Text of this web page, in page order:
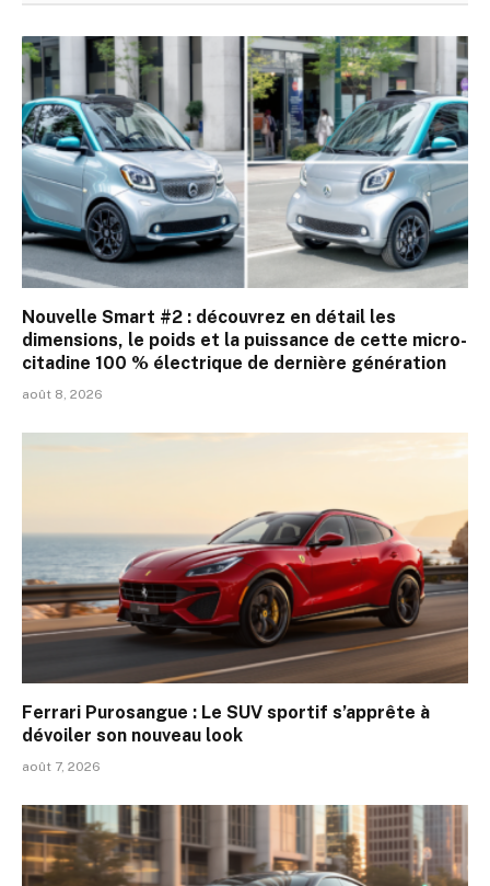
Nouvelle Smart #2 : découvrez en détail les
dimensions, le poids et la puissance de cette micro-
citadine 100 % électrique de dernière génération
août 8, 2026
Ferrari Purosangue : Le SUV sportif s’apprête à
dévoiler son nouveau look
août 7, 2026